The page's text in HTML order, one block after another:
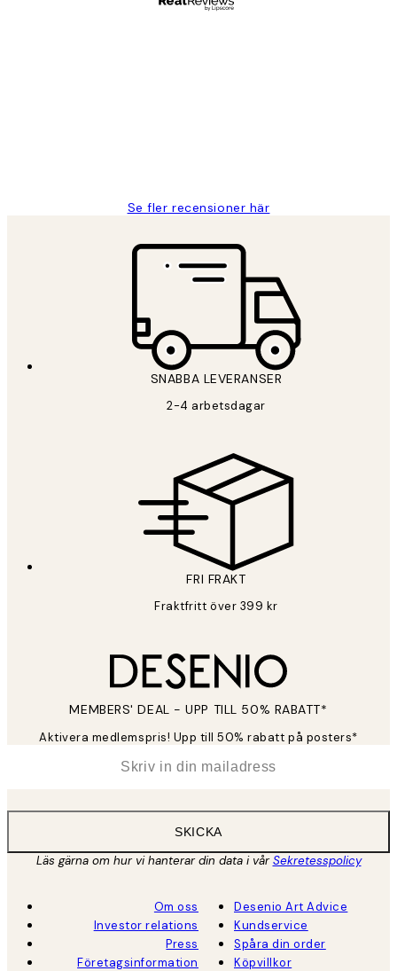
Se fler recensioner här
SNABBA LEVERANSER
2-4 arbetsdagar
FRI FRAKT
Fraktfritt över 399 kr
MEMBERS' DEAL - UPP TILL 50% RABATT*
Aktivera medlemspris! Upp till 50% rabatt på posters*
SKICKA
Läs gärna om hur vi hanterar din data i vårSekretesspolicy
Om oss
Investor relations
Press
Företagsinformation
Desenio Art Advice
Kundservice
Spåra din order
Köpvillkor